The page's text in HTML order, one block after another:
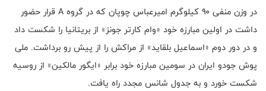
در وزن منفی ۹۰ کیلوگرم امیرعباس چوپان که در گروه A قرار حضور
داشت در اولین مبارزه خود «وام کارتر جونز» از بریتانیا را شکست داد
و در دور دوم «اسماعیل بلقاید» از مراکش را از پیش رو برداشت. ملی
پوش جودو ایران در سومین مبارزه خود برابر «ایگور مالکین» از روسیه
شکست خورد و به جدول شانس مجدد راه یافت.